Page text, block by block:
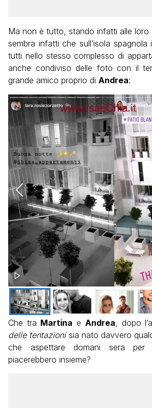
Ma non è tutto, stando infatti alle loro
sembra infatti che sull’isola
tutti nello stesso complesso di
anche condiviso delle foto con il
grande amico proprio di Andrea:
Che tra Martina e Andrea, dopo
delle tentazionisia nato davvero
che aspettare domani sera
piacerebbero insieme?